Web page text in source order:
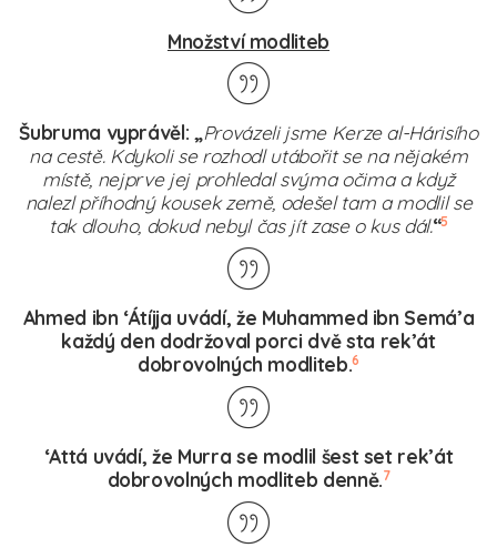
Množství modliteb
Šubruma vyprávěl: „Provázeli jsme Kerze al-Hárisího
na cestě. Kdykoli se rozhodl utábořit se na nějakém
místě, nejprve jej prohledal svýma očima a když
nalezl příhodný kousek země, odešel tam a modlil se
tak dlouho, dokud nebyl čas jít zase o kus dál.“5
Ahmed ibn ‘Átíjja uvádí, že Muhammed ibn Semá’a
každý den dodržoval porci dvě sta rek’át
dobrovolných modliteb.6
‘Attá uvádí, že Murra se modlil šest set rek’át
dobrovolných modliteb denně.7